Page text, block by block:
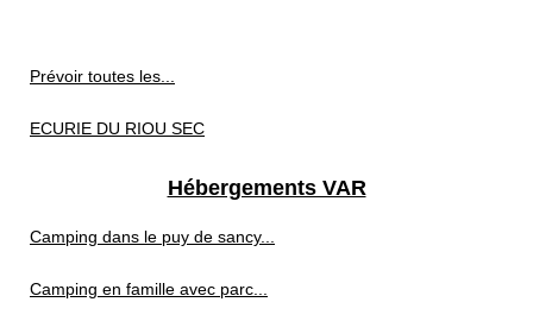
Prévoir toutes les...
ECURIE DU RIOU SEC
Hébergements VAR
Camping dans le puy de sancy...
Camping en famille avec parc...